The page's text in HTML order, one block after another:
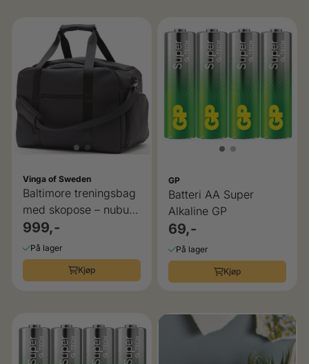
Vinga of Sweden
Baltimore treningsbag
med skopose – nubuck
PU-skinn – Black
999,-
På lager
Kjøp
GP
Batteri AA Super
Alkaline GP
69,-
På lager
Kjøp